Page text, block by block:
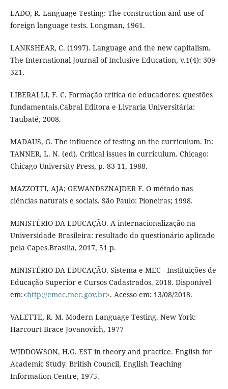
LADO, R. Language Testing: The construction and use of
foreign language tests. Longman, 1961.
LANKSHEAR, C. (1997). Language and the new capitalism.
The International Journal of Inclusive Education, v.1(4): 309-
321.
LIBERALLI, F. C. Formação crítica de educadores: questões
fundamentais.Cabral Editora e Livraria Universitária:
Taubaté, 2008.
MADAUS, G. The influence of testing on the curriculum. In:
TANNER, L. N. (ed). Critical issues in curriculum. Chicago:
Chicago University Press, p. 83-11, 1988.
MAZZOTTI, AJA; GEWANDSZNAJDER F. O método nas
ciências naturais e sociais. São Paulo: Pioneiras; 1998.
MINISTÉRIO DA EDUCAÇÃO. A internacionalização na
Universidade Brasileira: resultado do questionário aplicado
pela Capes.Brasília, 2017, 51 p.
MINISTÉRIO DA EDUCAÇÃO. Sistema e-MEC - Instituições de
Educação Superior e Cursos Cadastrados. 2018. Disponível
em:<http://emec.mec.gov.br>. Acesso em: 13/08/2018.
VALETTE, R. M. Modern Language Testing. New York:
Harcourt Brace Jovanovich, 1977
WIDDOWSON, H.G. EST in theory and practice. English for
Academic Study. British Council, English Teaching
Information Centre, 1975.